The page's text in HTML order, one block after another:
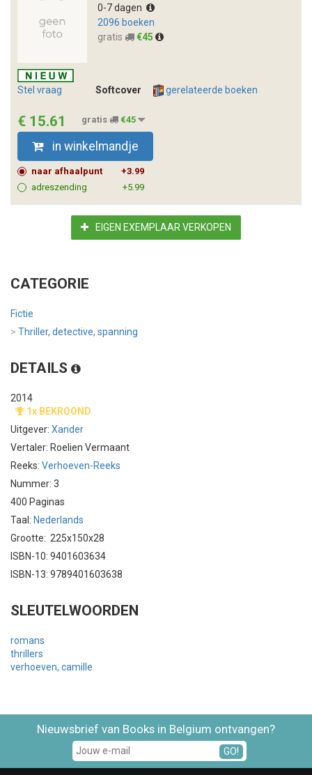
0-7 dagen
2096 boeken
gratis
€45
Stel vraag Softcover gerelateerde boeken
€ 15.61 gratis €45
in winkelmandje
naar afhaalpunt
+3.99
adreszending
+5.99
EIGEN EXEMPLAAR VERKOPEN
CATEGORIE
Fictie
> Thriller, detective, spanning
DETAILS
2014
1x BEKROOND
Uitgever: Xander
Vertaler: Roelien Vermaant
Reeks: Verhoeven-Reeks
Nummer: 3
400 Paginas
Taal: Nederlands
Grootte: 225x150x28
ISBN-10: 9401603634
ISBN-13: 9789401603638
SLEUTELWOORDEN
romans
thrillers
verhoeven, camille
Nieuwsbrief van Books in Belgium ontvangen?
GO!